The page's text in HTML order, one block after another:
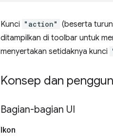
Kunci "action" (beserta
ditampilkan di toolbar untuk
menyertakan setidaknya kunci
Konsep dan
Bagian-bagian UI
Ikon